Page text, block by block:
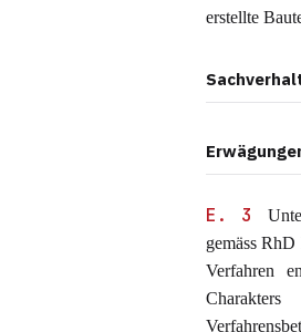
erstellte
E. 3
gemäss
Verfahren